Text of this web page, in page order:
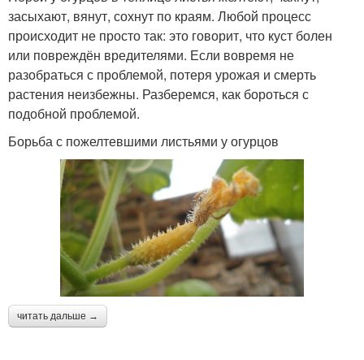
засыхают, вянут, сохнут по краям. Любой процесс
происходит не просто так: это говорит, что куст болен
или повреждён вредителями. Если вовремя не
разобраться с проблемой, потеря урожая и смерть
растения неизбежны. Разберемся, как бороться с
подобной проблемой.
Борьба с пожелтевшими листьями у огурцов
читать дальше →